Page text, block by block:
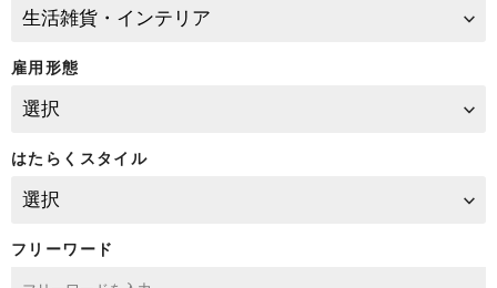
雇用形態
はたらくスタイル
フリーワード